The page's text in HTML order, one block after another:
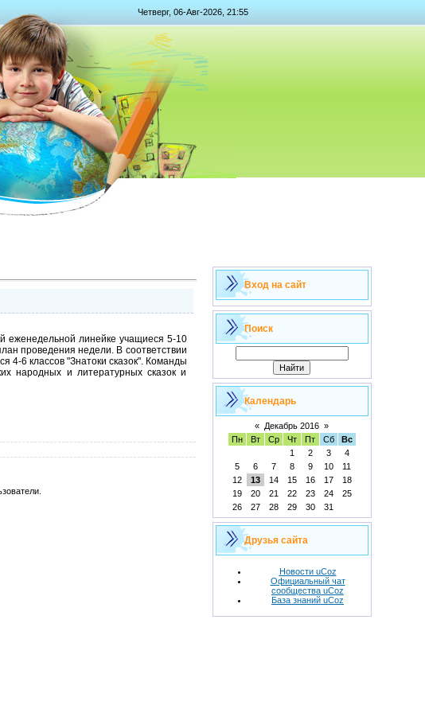
Четверг, 06-Авг-2026, 21:55
еженедельной линейке учащиеся 5-10
проведения недели. В соответствии
4-6 классов "Знатоки сказок". Команды
народных и литературных сказок и
Вход на сайт
Поиск
Календарь
« Декабрь 2016 »
Пн
Вт Ср Чт Пт Сб
Вс
1
2 3
4
5
6 7 8 9 10
11
12
13 14 15 16 17
18
19
20 21 22 23 24
25
26
27 28 29 30 31
Друзья сайта
Новости uCoz
Официальный чат
сообщества uCoz
База знаний uCoz